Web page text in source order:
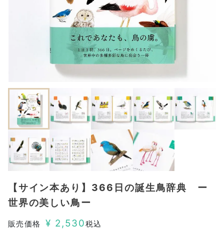
【サイン本あり】366日の誕生鳥辞典 ー
世界の美しい鳥ー
販売価格 ¥ 2,530税込